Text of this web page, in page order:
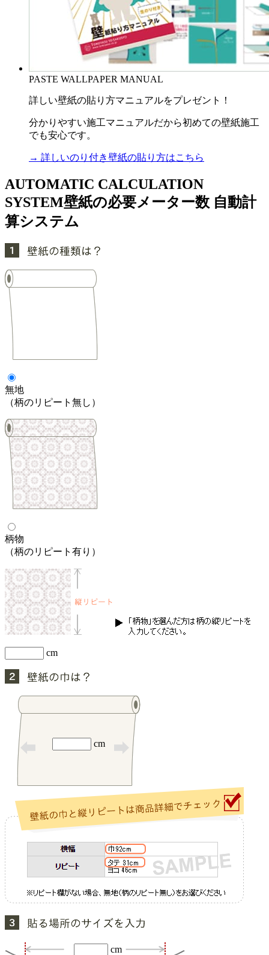
PASTE WALLPAPER MANUAL
詳しい壁紙の貼り方マニュアルをプレゼント！
分かりやすい施工マニュアルだから初めての壁紙施工
でも安心です。
→ 詳しいのり付き壁紙の貼り方はこちら
AUTOMATIC CALCULATION
SYSTEM壁紙の必要メーター数 自動計
算システム
無地
（柄のリピート無し）
柄物
（柄のリピート有り）
cm
cm
cm